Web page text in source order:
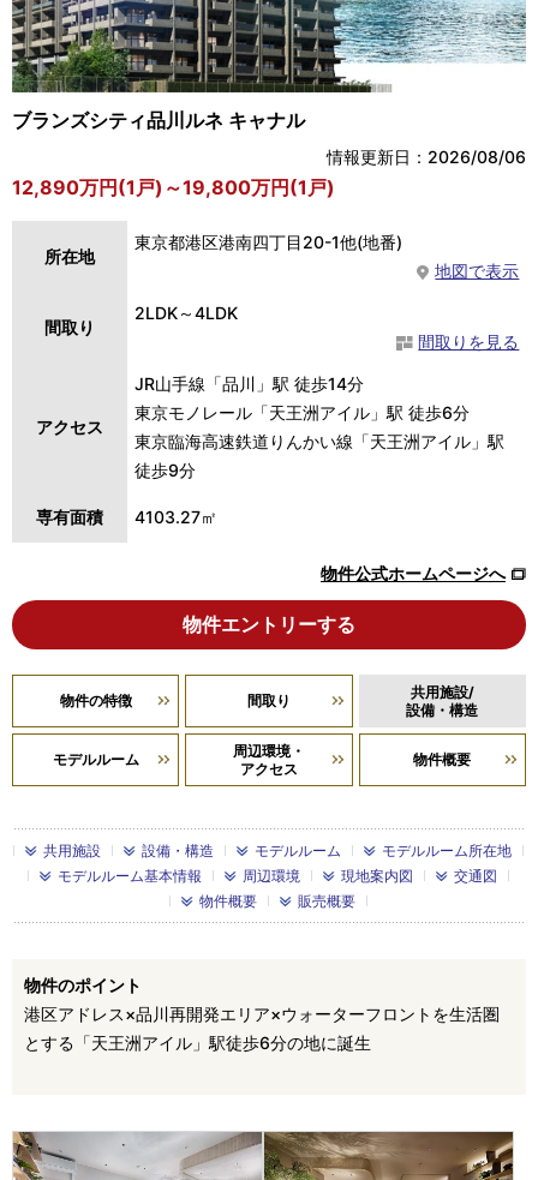
ブランズシティ品川ルネ キャナル
情報更新日：2026/08/06
12,890万円(1戸)～19,800万円(1戸)
所在地
東京都港区港南四丁目20-1他(地番)
地図で表示
間取り
2LDK～4LDK
間取りを見る
アクセス
JR山手線「品川」駅 徒歩14分
東京モノレール「天王洲アイル」駅 徒歩6分
東京臨海高速鉄道りんかい線「天王洲アイル」駅
徒歩9分
専有面積 4103.27㎡
物件公式ホームページへ
物件エントリーする
物件の特徴 間取り
共用施設/
設備・構造
モデルルーム
周辺環境・
アクセス
物件概要
共用施設 設備・構造 モデルルーム
モデルルーム所在地
モデルルーム基本情報
周辺環境 現地案内図
交通図
物件概要
販売概要
物件のポイント
港区アドレス×品川再開発エリア×ウォーターフロントを生活圏
とする「天王洲アイル」駅徒歩6分の地に誕生